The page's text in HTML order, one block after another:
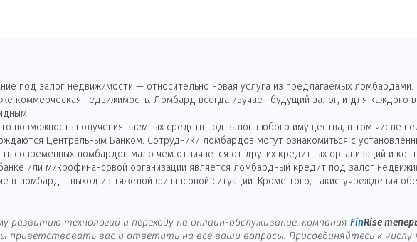
под залог недвижимости — относительно новая услуга из предлагаемых ломбардами.
коммерческая недвижимость. Ломбард всегда изучает будущий залог, и для каждого
возможность получения заемных средств под залог любого имущества, в том числе
Центральным Банком. Сотрудники ломбардов могут ознакомиться с
современных ломбардов мало чем отличается от других кредитных организаций и
или микрофинансовой организации является ломбардный кредит под залог
в ломбард – выход из тяжелой финансовой ситуации. Кроме того, такие учреждения
развитию технологий и переходу на онлайн-обслуживание, компания FinRise
приветствовать вас и ответить на все ваши вопросы. Присоединяйтесь к числу